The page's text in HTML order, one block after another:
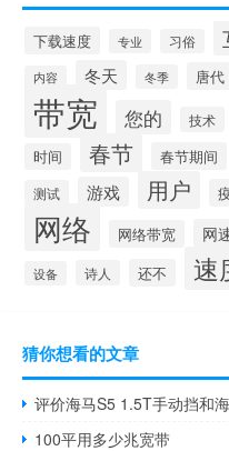
下载速度 专业 习俗
内容 冬天 冬季 唐代
带宽 您的 技术
时间 春节 春节期间
测试 游戏 用户
网络 网络带宽 网
设备 诗人 还不 速
猜你想看的文章
评价海马S5 1.5T手动挡和
100平用多少兆宽带